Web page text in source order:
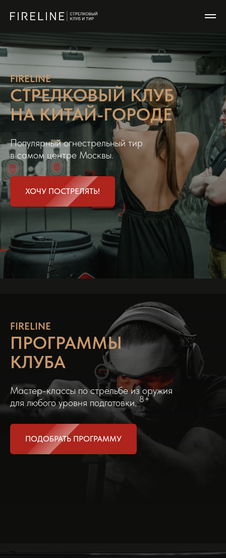
FIRELINE
СТРЕЛКОВЫЙ КЛУБ
НА КИТАЙ-ГОРОДЕ
Популярный огнестрельный тир
в самом центре Москвы.
ХОЧУ ПОСТРЕЛЯТЬ!
FIRELINE
ПРОГРАММЫ
КЛУБА
Мастер-классы по стрельбе из оружия
для любого уровня подготовки.8+
ПОДОБРАТЬ ПРОГРАММУ